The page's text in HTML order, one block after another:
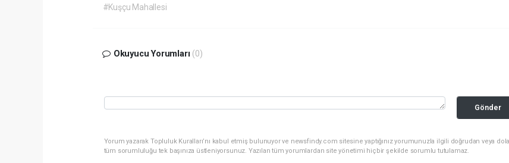
#Kuşçu Mahallesi
Okuyucu Yorumları (0)
Gönder
Yorum yazarak Topluluk Kuralları’nı kabul etmiş bulunuyor ve newsfindy.com sitesine yaptığınız yorumunuzla ilgili doğrudan veya
tüm sorumluluğu tek başınıza üstleniyorsunuz. Yazılan tüm yorumlardan site yönetimi hiçbir şekilde sorumlu tutulamaz.